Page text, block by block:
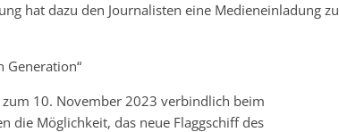
hat dazu den Journalisten eine Medieneinladung zu
Generation“
10. November 2023 verbindlich beim
die Möglichkeit, das neue Flaggschiff des